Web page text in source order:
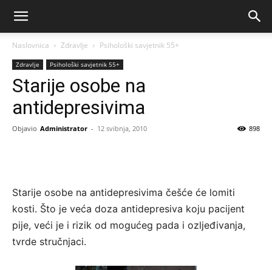
Naslovnica Zdravlje Psihološki savjetnik 55+
Zdravlje Psihološki savjetnik 55+
Starije osobe na
antidepresivima
Objavio Administrator - 12 svibnja, 2010 898
Starije osobe na antidepresivima češće će lomiti
kosti. Što je veća doza antidepresiva koju pacijent
pije, veći je i rizik od mogućeg pada i ozljeđivanja,
tvrde stručnjaci.